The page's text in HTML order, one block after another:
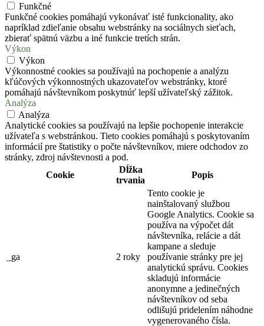
Funkčné
Funkčné cookies pomáhajú vykonávať isté funkcionality, ako
napríklad zdieľanie obsahu webstránky na sociálnych sieťach,
zbierať spätnú väzbu a iné funkcie tretích strán.
Výkon
Výkon
Výkonnostné cookies sa používajú na pochopenie a analýzu
kľúčových výkonnostných ukazovateľov webstránky, ktoré
pomáhajú návštevníkom poskytnúť lepší užívateľský zážitok.
Analýza
Analýza
Analytické cookies sa používajú na lepšie pochopenie interakcie
užívateľa s webstránkou. Tieto cookies pomáhajú s poskytovaním
informácií pre štatistiky o počte návštevníkov, miere odchodov zo
stránky, zdroj návštevnosti a pod.
Cookie
Dĺžka
trvania
Popis
_ga 2 roky
Tento cookie je
nainštalovaný službou
Google Analytics. Cookie sa
používa na výpočet dát
návštevníka, relácie a dát
kampane a sleduje
používanie stránky pre jej
analytickú správu. Cookies
skladujú informácie
anonymne a jedinečných
návštevníkov od seba
odlišujú pridelením náhodne
vygenerovaného čísla.